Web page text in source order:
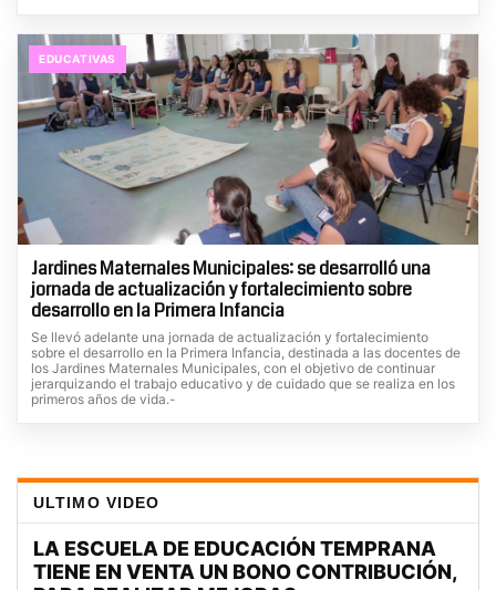
EDUCATIVAS
Jardines Maternales Municipales: se desarrolló una
jornada de actualización y fortalecimiento sobre
desarrollo en la Primera Infancia
Se llevó adelante una jornada de actualización y fortalecimiento
sobre el desarrollo en la Primera Infancia, destinada a las docentes de
los Jardines Maternales Municipales, con el objetivo de continuar
jerarquizando el trabajo educativo y de cuidado que se realiza en los
primeros años de vida.-
ULTIMO VIDEO